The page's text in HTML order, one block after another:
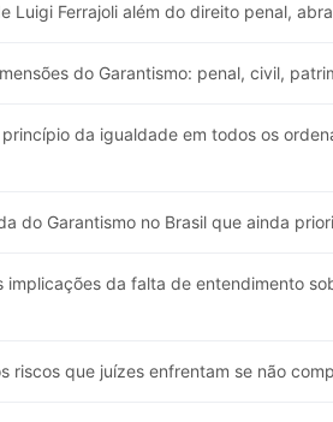
Luigi Ferrajoli além do direito penal,
do Garantismo: penal, civil,
da igualdade em todos os
do Garantismo no Brasil que ainda
implicações da falta de entendimento
riscos que juízes enfrentam se não